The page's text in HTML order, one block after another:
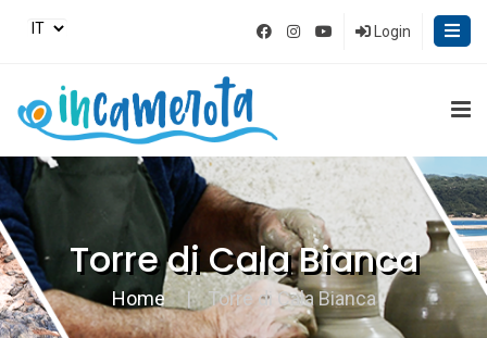
Login
Torre di Cala Bianca
Home Torre di Cala Bianca